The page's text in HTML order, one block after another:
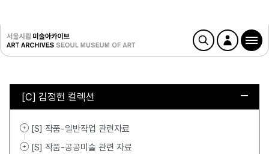
[C] 김정헌 컬렉션
[S] 작품-일반작업 관련자료
[S] 작품-공공미술 관련 자료